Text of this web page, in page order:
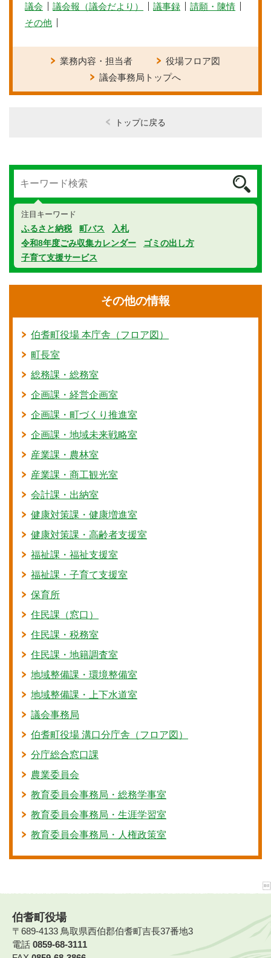
議会 議会報（議会だより） 議事録
請願・陳情
その他
業務内容・担当者
役場フロア図
議会事務局トップへ
トップに戻る
注目キーワード
ふるさと納税 町バス
入札
令和8年度ごみ収集カレンダー
ゴミの出し方
子育て支援サービス
その他の情報
伯耆町役場 本庁舎（フロア図）
町長室
総務課・総務室
企画課・経営企画室
企画課・町づくり推進室
企画課・地域未来戦略室
産業課・農林室
産業課・商工観光室
会計課・出納室
健康対策課・健康増進室
健康対策課・高齢者支援室
福祉課・福祉支援室
福祉課・子育て支援室
保育所
住民課（窓口）
住民課・税務室
住民課・地籍調査室
地域整備課・環境整備室
地域整備課・上下水道室
議会事務局
伯耆町役場 溝口分庁舎（フロア図）
分庁総合窓口課
農業委員会
教育委員会事務局・総務学事室
教育委員会事務局・生涯学習室
教育委員会事務局・人権政策室
伯耆町役場
〒689-4133 鳥取県西伯郡伯耆町吉長37番地3
電話 0859-68-3111